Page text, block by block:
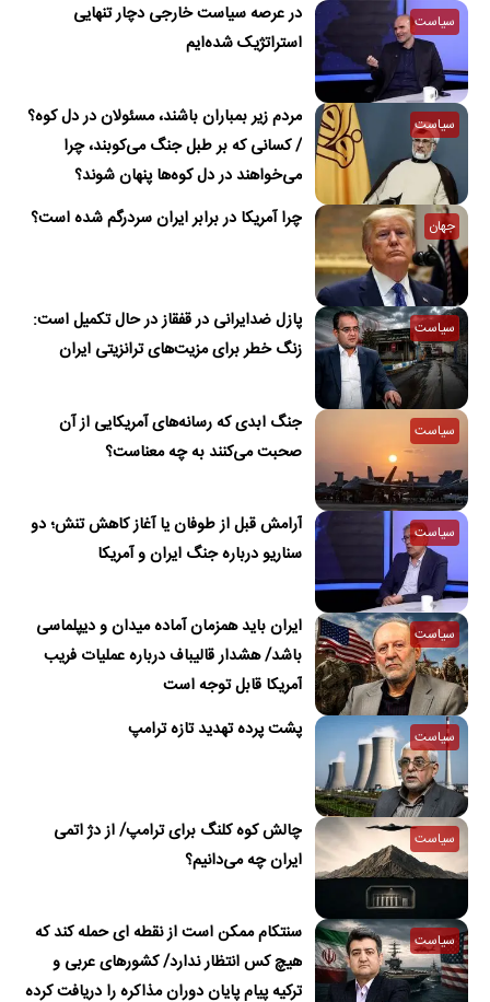
سیاست
در عرصه سیاست خارجی دچار تنهایی
استراتژیک شده‌ایم
سیاست
مردم زیر بمباران باشند، مسئولان در دل کوه؟
/ کسانی که بر طبل جنگ می‌کوبند، چرا
می‌خواهند در دل کوه‌ها پنهان شوند؟
جهان چرا آمریکا در برابر ایران سردرگم شده است؟
سیاست
پازل ضدایرانی در قفقاز در حال تکمیل است:
زنگ خطر برای مزیت‌های ترانزیتی ایران
سیاست
جنگ ابدی که رسانه‌های آمریکایی از آن
صحبت می‌کنند به چه معناست؟
سیاست
آرامش قبل از طوفان یا آغاز کاهش تنش؛ دو
سناریو درباره جنگ ایران و آمریکا
سیاست
ایران باید همزمان آماده میدان و دیپلماسی
باشد/ هشدار قالیباف درباره عملیات فریب
آمریکا قابل توجه است
سیاست پشت پرده تهدید تازه ترامپ
سیاست
چالش کوه کلنگ برای ترامپ/ از دژ اتمی
ایران چه می‌دانیم؟
سیاست
سنتکام ممکن است از نقطه ای حمله کند که
هیچ کس انتظار ندارد/ کشورهای عربی و
ترکیه پیام پایان دوران مذاکره را دریافت کرده